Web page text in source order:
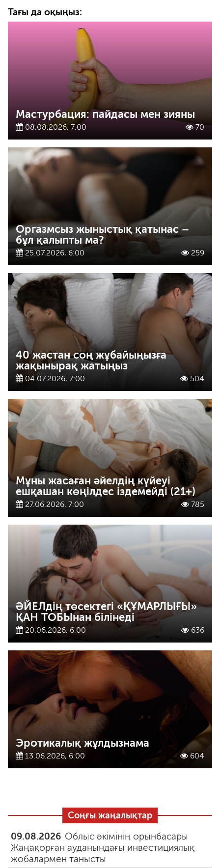
Тағы да оқыңыз:
Мастурбация: пайдасы мен зияны
08.08.2026, 7:00 70
Оргазмсыз жыныстық қатынас –
бұл қалыпты ма?
25.07.2026, 6:00 259
40 жастан соң жұбайыңызға
жақынырақ жатыңыз
04.07.2026, 7:00 504
Мұны жасаған әйелдің күйеуі
ешқашан көңілдес іздемейді (21+)
27.06.2026, 7:00 785
ӘЙЕЛдің төсектегі «ҚҰМАРЛЫҒЫ»
ҚАН ТОБЫнан білінеді
20.06.2026, 6:00 636
Эротикалық жұлдызнама
13.06.2026, 6:00 604
Соңғы жаңалықтар
09.08.2026 Облыс әкімінің орынбасары
Жаңақорған ауданындағы инвестициялық
жобалармен танысты